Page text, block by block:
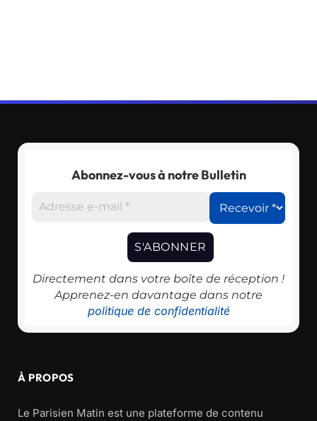
Abonnez-vous à notre Bulletin
Directement dans votre boîte de réception !
Apprenez-en davantage dans notre
politique de confidentialité
À PROPOS
Le Parisien Matin est une plateforme de contenu